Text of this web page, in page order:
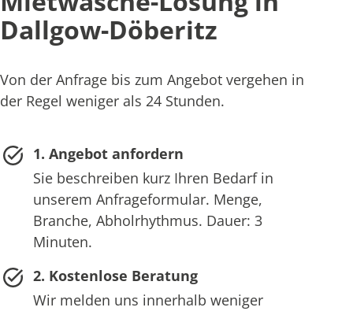
Dallgow-Döberitz
Von der Anfrage bis zum Angebot vergehen in
der Regel weniger als 24 Stunden.
1. Angebot anfordern
Sie beschreiben kurz Ihren Bedarf in
unserem Anfrageformular. Menge,
Branche, Abholrhythmus. Dauer: 3
Minuten.
2. Kostenlose Beratung
Wir melden uns innerhalb weniger